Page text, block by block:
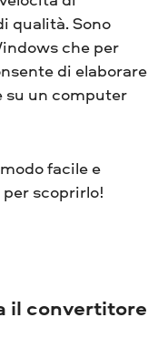
qualità. Sono
che per
di elaborare
su un computer
facile e
scoprirlo!
il convertitore